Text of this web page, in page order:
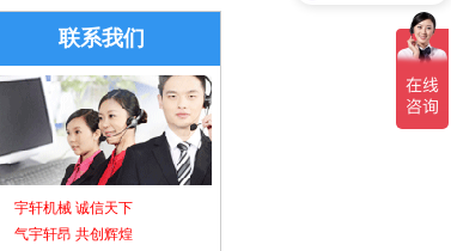
联系我们
宇轩机械 诚信天下
气宇轩昂 共创辉煌